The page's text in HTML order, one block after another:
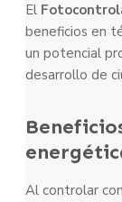
El
beneficios en
un potencial
desarrollo de
Al controlar